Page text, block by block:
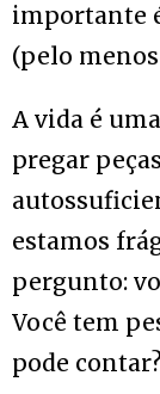
importante
(pelo
A vida é
pregar
estamos
pergunto:
Você tem
pode